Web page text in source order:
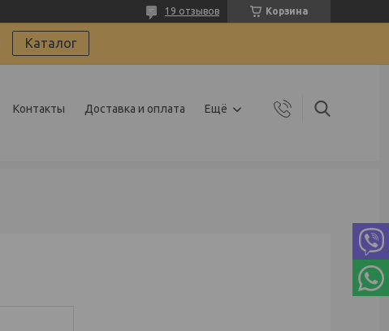
Корзина
19 отзывов
Каталог
Контакты Доставка и оплата Ещё